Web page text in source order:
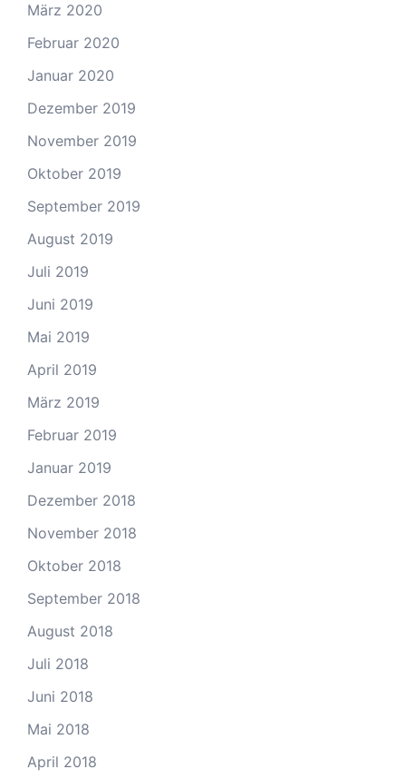
März 2020
Februar 2020
Januar 2020
Dezember 2019
November 2019
Oktober 2019
September 2019
August 2019
Juli 2019
Juni 2019
Mai 2019
April 2019
März 2019
Februar 2019
Januar 2019
Dezember 2018
November 2018
Oktober 2018
September 2018
August 2018
Juli 2018
Juni 2018
Mai 2018
April 2018